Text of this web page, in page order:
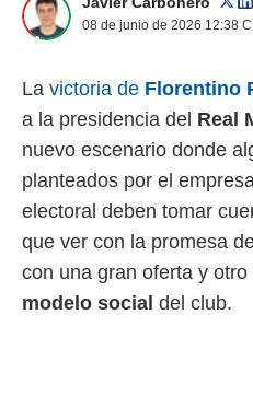
más
y
de
08 de junio de 2026 12:38
La victoria de Florentino
a la presidencia del Real
nuevo escenario donde
planteados por el
electoral deben tomar
que ver con la promesa
con una gran oferta y otro
modelo social del club.